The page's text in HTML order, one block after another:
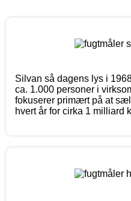
Silvan så dagens lys i
ca. 1.000 personer i
fokuserer primært på at
hvert år for cirka 1 milliard